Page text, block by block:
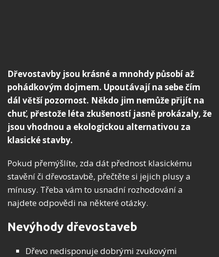
Dřevostavby jsou krásné a mnohdy působí až
pohádkovým dojmem. Upoutávají na sebe čím
dál větší pozornost. Někdo jim nemůže přijít na
chuť, přestože léta zkušeností jasně prokázaly, že
jsou vhodnou a ekologickou alternativou za
klasické stavby.
Pokud přemýšlíte, zda dát přednost klasickému
stavění či dřevostavbě, přečtěte si jejich plusy a
mínusy. Třeba vám to usnadní rozhodování a
najdete odpovědi na některé otázky.
Nevýhody dřevostaveb
Dřevo nedisponuje dobrými zvukovými